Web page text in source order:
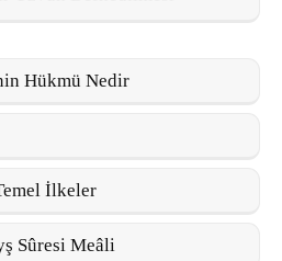
Hükmü Nedir
İlkeler
Sûresi Meâli